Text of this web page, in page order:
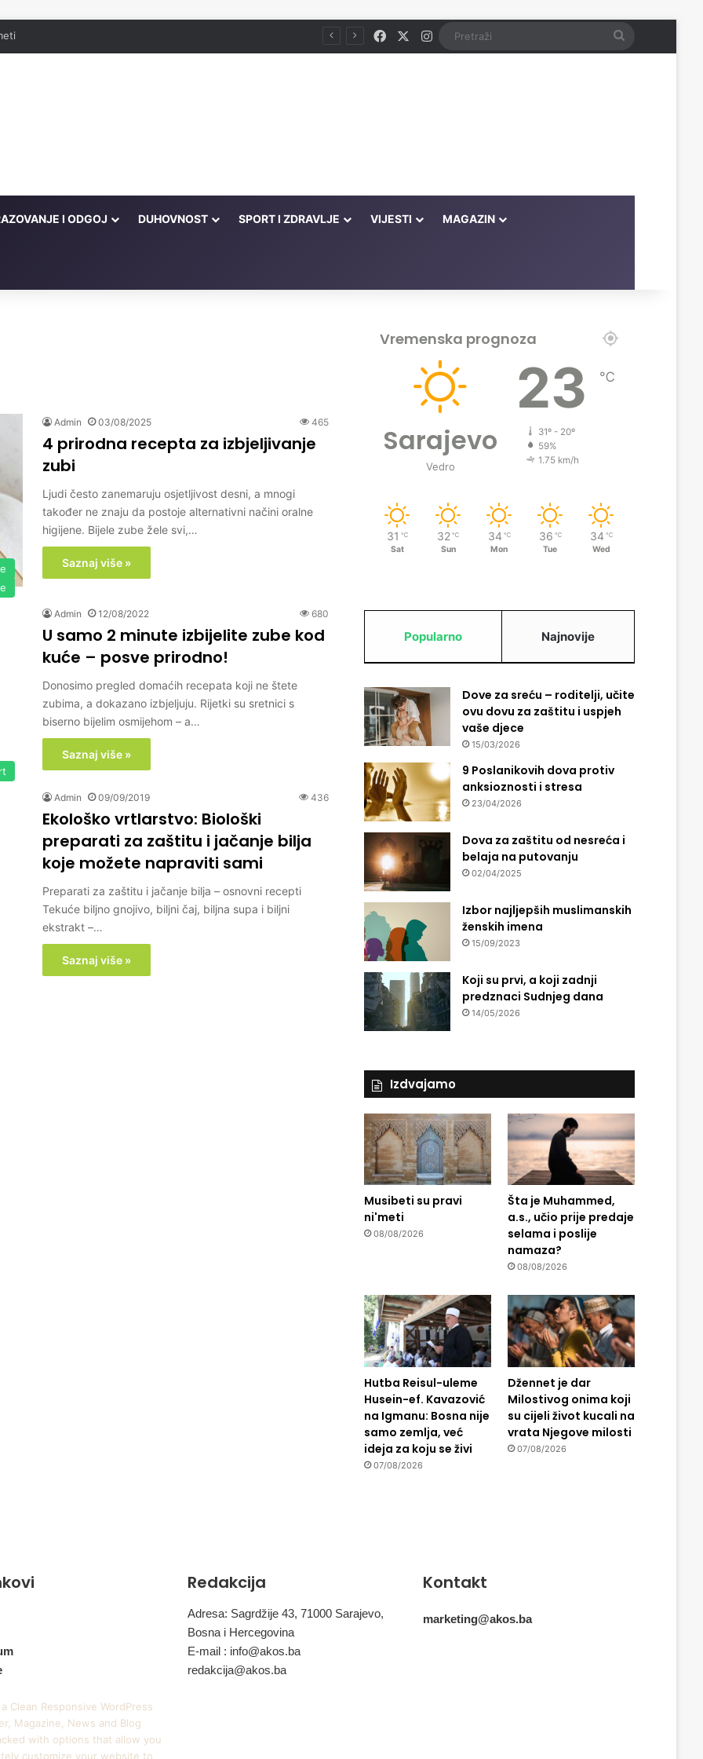
FacebookInstagram Pretraži
I ODGOJ DUHOVNOST SPORT I ZDRAVLJE VIJESTI MAGAZIN
Admin 03/08/2025 465
4 prirodna recepta za izbjeljivanje
zubi
Ljudi često zanemaruju osjetljivost desni, a mnogi
također ne znaju da postoje alternativni načini oralne
higijene. Bijele zube žele svi,…
Saznaj više »
Admin 12/08/2022 680
U samo 2 minute izbijelite zube kod
kuće – posve prirodno!
Donosimo pregled domaćih recepata koji ne štete
zubima, a dokazano izbjeljuju. Rijetki su sretnici s
biserno bijelim osmijehom – a…
Saznaj više »
Admin 09/09/2019 436
Ekološko vrtlarstvo: Biološki
preparati za zaštitu i jačanje bilja
koje možete napraviti sami
Preparati za zaštitu i jačanje bilja – osnovni recepti
Tekuće biljno gnojivo, biljni čaj, biljna supa i biljni
ekstrakt –…
Saznaj više »
Vremenska prognoza
Sarajevo
Vedro
23 ℃
31º - 20º
59%
1.75 km/h
31 ℃
Sat
32 ℃
Sun
34 ℃
Mon
36 ℃
Tue
34 ℃
Wed
Popularno Najnovije
Dove za sreću – roditelji, učite
ovu dovu za zaštitu i uspjeh
vaše djece
15/03/2026
9 Poslanikovih dova protiv
anksioznosti i stresa
23/04/2026
Dova za zaštitu od nesreća i
belaja na putovanju
02/04/2025
Izbor najljepših muslimanskih
ženskih imena
15/09/2023
Koji su prvi, a koji zadnji
predznaci Sudnjeg dana
14/05/2026
Izdvajamo
Musibeti su pravi
ni'meti
08/08/2026
Šta je Muhammed,
a.s., učio prije predaje
selama i poslije
namaza?
08/08/2026
Hutba Reisul-uleme
Husein-ef. Kavazović
na Igmanu: Bosna nije
samo zemlja, već
ideja za koju se živi
07/08/2026
Džennet je dar
Milostivog onima koji
su cijeli život kucali na
vrata Njegove milosti
07/08/2026
Clean Responsive WordPress
Magazine, News and Blog
with options that allow you
customize your website to
Redakcija
Adresa: Sagrdžije 43, 71000 Sarajevo,
Bosna i Hercegovina
E-mail : info@akos.ba
redakcija@akos.ba
Kontakt
marketing@akos.ba